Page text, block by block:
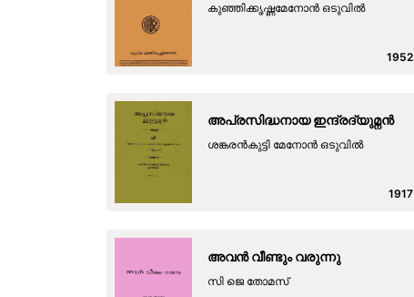
കുഞ്ഞിക്കൃഷ്ണമേനോന്‍ ഒടുവില്‍
1952
അപ്രസിദ്ധനായ ഇന്ദ്രദ്യുമ്നന്‍
ശങ്കരന്‍കുട്ടി മേനോന്‍ ഒടുവില്‍
1917
അവൻ വീണ്ടും വരുന്നു
സി ജെ തോമസ്